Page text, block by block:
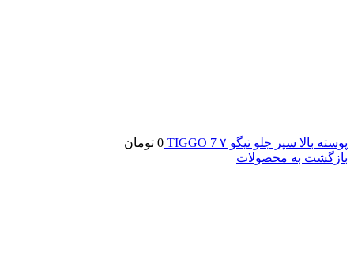
پوسته بالا سپر جلو تیگو ۷ TIGGO 7 0 تومان
بازگشت به محصولات